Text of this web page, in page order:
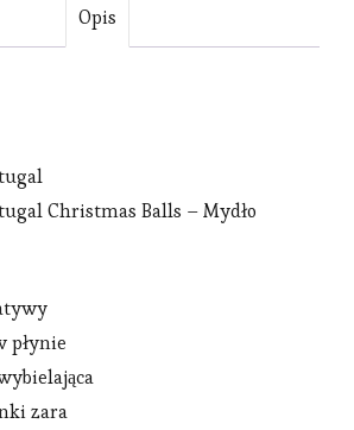
Opis
Christmas Balls – Mydło
płynie
zara